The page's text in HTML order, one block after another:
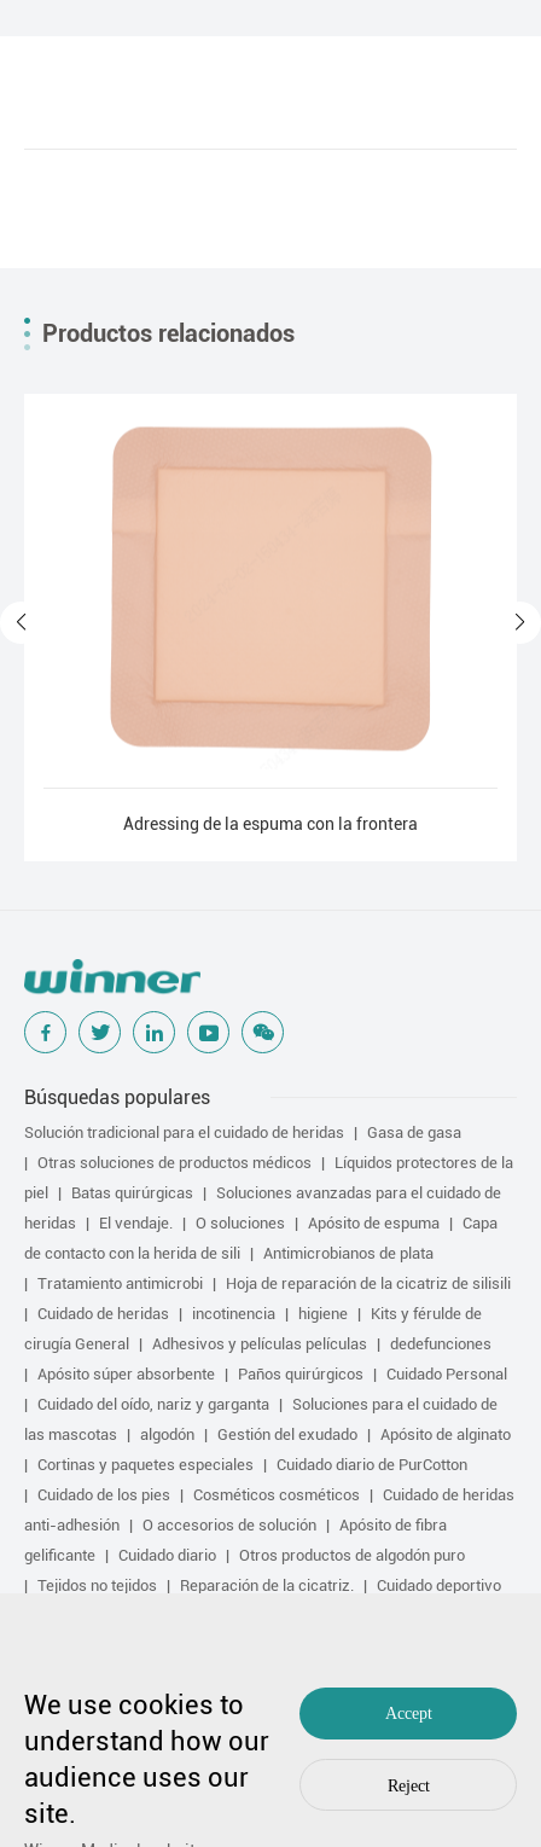
Productos relacionados
Adressing de la espuma con la frontera
Búsquedas populares
Solución tradicional para el cuidado de heridas
Gasa de gasa
Otras soluciones de productos médicos
Líquidos protectores de la
piel
Batas quirúrgicas
Soluciones avanzadas para el cuidado de
heridas
El vendaje. O soluciones Apósito de espuma
Capa
de contacto con la herida de sili
Antimicrobianos de plata
Tratamiento antimicrobi
Hoja de reparación de la cicatriz de silisili
Cuidado de heridas
incotinencia higiene
Kits y férulde de
cirugía General
Adhesivos y películas películas
dedefunciones
Apósito súper absorbente
Paños quirúrgicos
Cuidado Personal
Cuidado del oído, nariz y garganta
Soluciones para el cuidado de
las mascotas
algodón Gestión del exudado
Apósito de alginato
Cortinas y paquetes especiales
Cuidado diario de PurCotton
Cuidado de los pies
Cosméticos cosméticos
Cuidado de heridas
anti-adhesión
O accesorios de solución
Apósito de fibra
gelificante
Cuidado diario
Otros productos de algodón puro
Tejidos no tejidos
Reparación de la cicatriz.
Cuidado deportivo
Copyright by 1991-2023 Winner Medical Co., Ltd. Todos los derechos
reservados.
粤ICP备17048516号. Mapa del sitio
Política de privacidad
En caso de cualquier preocupación,
Póngase en contacto con nosotros
We use cookies to
understand how our
audience uses our
site.
Accept
Reject